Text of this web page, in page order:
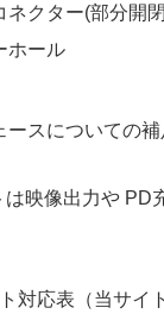
クター(部分開
ホール
スについての補
映像出力や PD
対応表（当サイ